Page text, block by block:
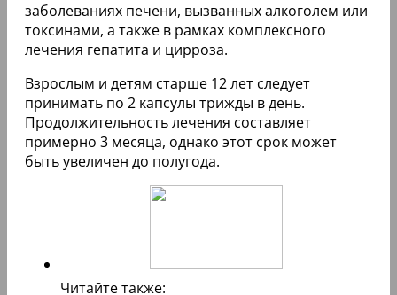
заболеваниях печени, вызванных алкоголем или
токсинами, а также в рамках комплексного
лечения гепатита и цирроза.
Взрослым и детям старше 12 лет следует
принимать по 2 капсулы трижды в день.
Продолжительность лечения составляет
примерно 3 месяца, однако этот срок может
быть увеличен до полугода.
Читайте также: